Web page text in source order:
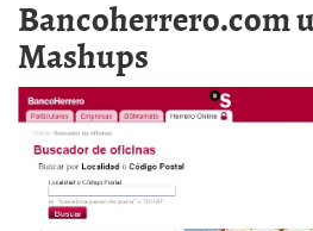
Bancoherrero.com
Mashups